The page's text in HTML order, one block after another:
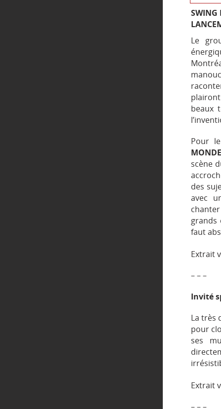
SWING
Le
beaux
Pour
MONDE
scène
des
avec
grands
faut
Extrait
– – –
Invité
La très
pour
ses
Extrait
– – –